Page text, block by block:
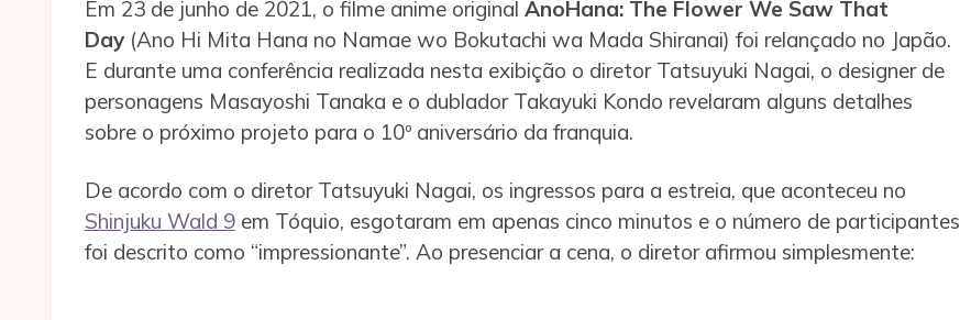
Em 23 de junho de 2021, o filme anime original AnoHana: The Flower We Saw That
Day(Ano Hi Mita Hana no Namae wo Bokutachi wa Mada Shiranai) foi relançado no Japão.
E durante uma conferência realizada nesta exibição o diretor Tatsuyuki Nagai, o designer de
personagens Masayoshi Tanaka e o dublador Takayuki Kondo revelaram alguns detalhes
sobre o próximo projeto para o 10º aniversário da franquia.
De acordo com o diretor Tatsuyuki Nagai, os ingressos para a estreia, que aconteceu no
Shinjuku Wald 9 em Tóquio, esgotaram em apenas cinco minutos e o número de participantes
foi descrito como “impressionante”. Ao presenciar a cena, o diretor afirmou simplesmente: